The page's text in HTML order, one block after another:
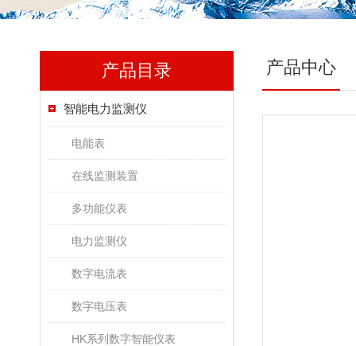
产品目录
智能电力监测仪
电能表
在线监测装置
多功能仪表
电力监测仪
数字电流表
数字电压表
HK系列数字智能仪表
产品中心